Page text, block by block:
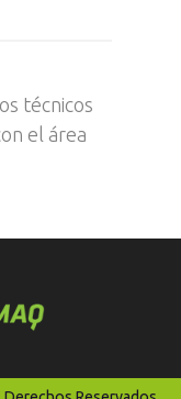
técnicos
el área